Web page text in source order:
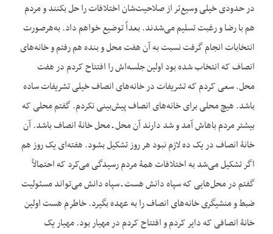
در حدودی خیلی وسیع‌تر از صلاحیت‌شان اختلافات را حل بکنند و مردم
هم با رضا و رغبت تسلیم می‌شدند. بعداً توضیع خواهم داد. به‌هرصورت
انتخابات انجام گرفت نسبت به آن هفت محل و بنده هم رفتم و خانه‌های
انصاف که انتخاب شده بود اولین جلسه‌اش را افتتاح کردم در هفت
محل. سعی کردم که تشریفات در خانه‌های انصاف خیلی تشریفات ساده
باشد. هیچ محلی برای خانه‌های انصاف پیش‌بینی نکردم. گفتم محلی که
بیشتر مردم باهاش آمد و شد دارند آن محل ـ محل خانۀ انصاف باشد. آن
خانۀ انصاف در یک ده لازم نبود هر روز تشکیل بشود. هفته‌ای یک روز هم
اگر تشکیل می‌شد به اختلافات همۀ مردم رسیدگی می‌کرد که احتمالاً
گفتم در محل‌هایی که سپاه دانش هست ـ سپاه دانش می‌تواند مسئولیت
ضبط و منشی‏گری خانه‌های انصاف را به عهده بگیرد. خاطرم هست اولین
خانۀ انصافی که دایر کردم و افتتاح کردم در مهیار بود. مهیار یک